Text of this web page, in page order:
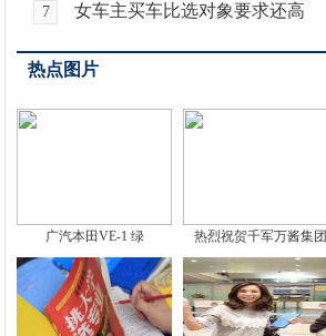
7 女车主买车比选对象要求还高
热点图片
广汽本田VE-1 绿 热烈祝贺千军万酱集团